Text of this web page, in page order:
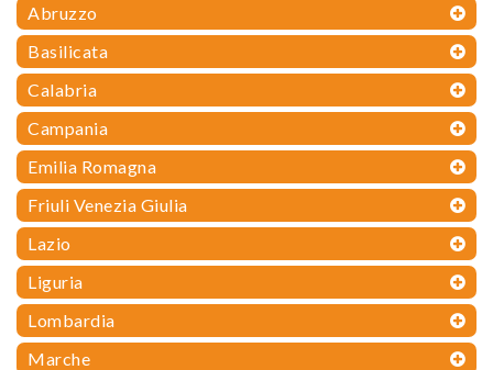
Abruzzo
Basilicata
Calabria
Campania
Emilia Romagna
Friuli Venezia Giulia
Lazio
Liguria
Lombardia
Marche